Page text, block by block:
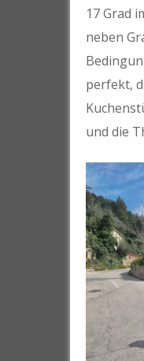
17 Grad
neben
perfekt,
und die